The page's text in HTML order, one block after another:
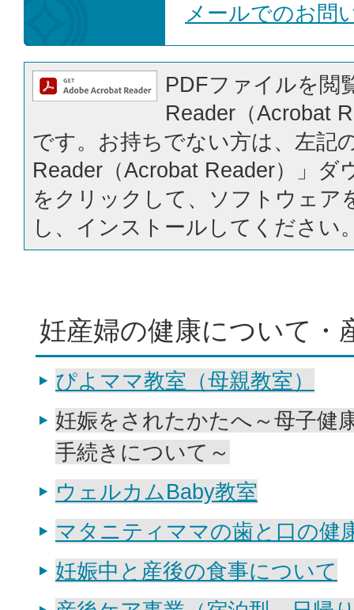
メールでのお問
PDFファイルを閲
Reader（Acrobat
です。お持ちでない方は、左記
Reader（Acrobat Reader）」ダ
をクリックして、ソフトウェア
し、インストールしてください
妊産婦の健康について・
ぴよママ教室（母親教室）
妊娠をされたかたへ～母子健
手続きについて～
ウェルカムBaby教室
マタニティママの歯と口の健
妊娠中と産後の食事について